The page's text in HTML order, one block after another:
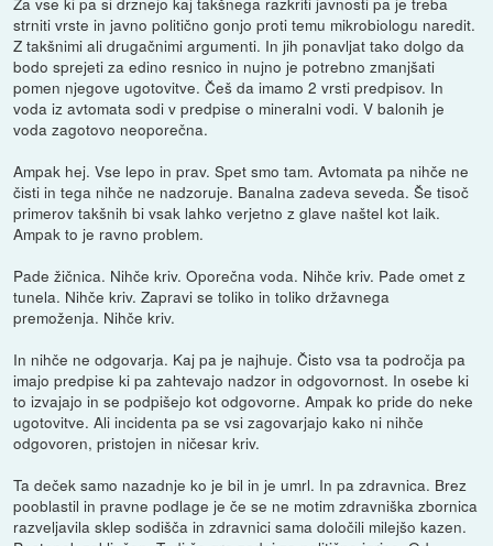
strniti vrste in javno politično gonjo proti temu mikrobiologu naredit.
Z takšnimi ali drugačnimi argumenti. In jih ponavljat tako dolgo da
bodo sprejeti za edino resnico in nujno je potrebno zmanjšati
pomen njegove ugotovitve. Češ da imamo 2 vrsti predpisov. In
voda iz avtomata sodi v predpise o mineralni vodi. V balonih je
voda zagotovo neoporečna.
Ampak hej. Vse lepo in prav. Spet smo tam. Avtomata pa nihče ne
čisti in tega nihče ne nadzoruje. Banalna zadeva seveda. Še tisoč
primerov takšnih bi vsak lahko verjetno z glave naštel kot laik.
Ampak to je ravno problem.
Pade žičnica. Nihče kriv. Oporečna voda. Nihče kriv. Pade omet z
tunela. Nihče kriv. Zapravi se toliko in toliko državnega
premoženja. Nihče kriv.
In nihče ne odgovarja. Kaj pa je najhuje. Čisto vsa ta področja pa
imajo predpise ki pa zahtevajo nadzor in odgovornost. In osebe ki
to izvajajo in se podpišejo kot odgovorne. Ampak ko pride do neke
ugotovitve. Ali incidenta pa se vsi zagovarjajo kako ni nihče
odgovoren, pristojen in ničesar kriv.
Ta deček samo nazadnje ko je bil in je umrl. In pa zdravnica. Brez
pooblastil in pravne podlage je če se ne motim zdravniška zbornica
razveljavila sklep sodišča in zdravnici sama določili milejšo kazen.